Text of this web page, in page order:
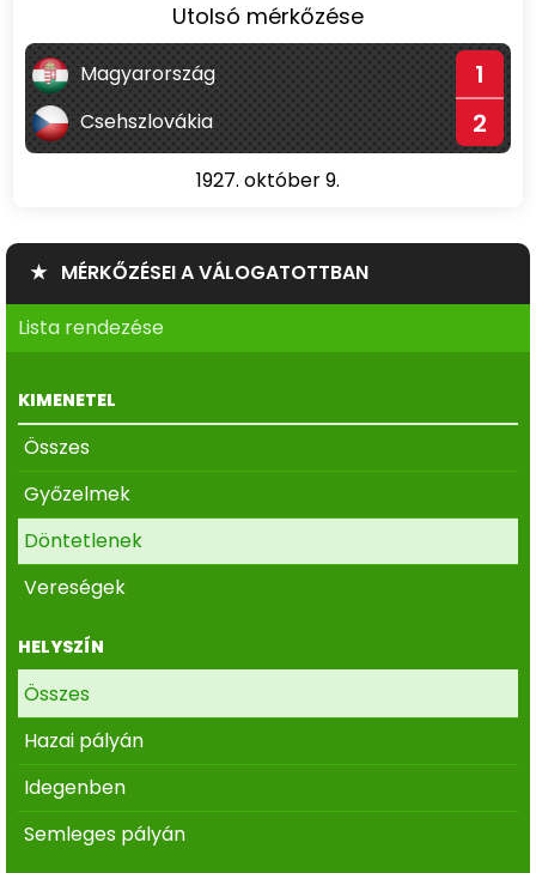
Utolsó mérkőzése
Magyarország 1
Csehszlovákia 2
1927. október 9.
★ MÉRKŐZÉSEI A VÁLOGATOTTBAN
Lista rendezése
KIMENETEL
Összes
Győzelmek
Döntetlenek
Vereségek
HELYSZÍN
Összes
Hazai pályán
Idegenben
Semleges pályán